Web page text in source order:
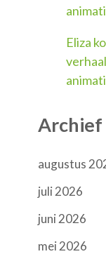
Eliza
Archief
augustus
juli 2026
juni 2026
mei 2026